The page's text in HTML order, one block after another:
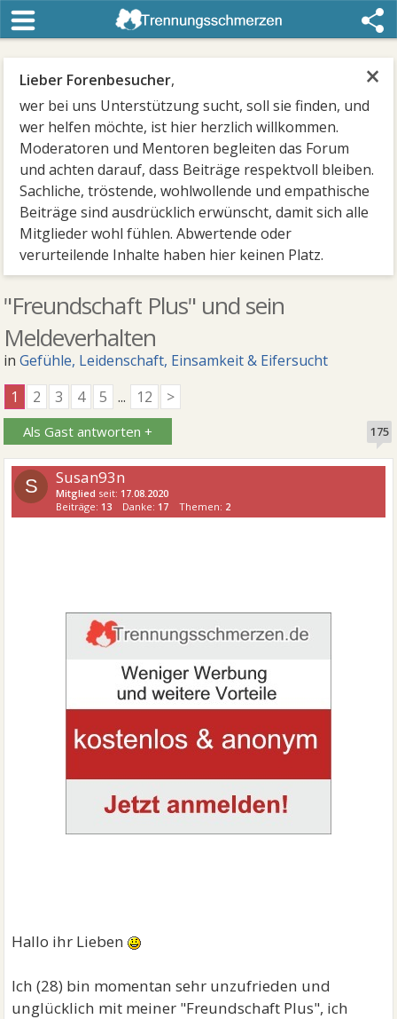
×
Lieber Forenbesucher,
wer bei uns Unterstützung sucht, soll sie finden, und
wer helfen möchte, ist hier herzlich willkommen.
Moderatoren und Mentoren begleiten das Forum
und achten darauf, dass Beiträge respektvoll bleiben.
Sachliche, tröstende, wohlwollende und empathische
Beiträge sind ausdrücklich erwünscht, damit sich alle
Mitglieder wohl fühlen. Abwertende oder
verurteilende Inhalte haben hier keinen Platz.
"Freundschaft Plus" und sein
Meldeverhalten
inGefühle, Leidenschaft, Einsamkeit & Eifersucht
1
2 3 4 5 ... 12 >
Als Gast antworten + 175
S Susan93n
Mitglied seit: 17.08.2020
Beiträge: 13 Danke: 17 Themen: 2
Hallo ihr Lieben
Ich (28) bin momentan sehr unzufrieden und
unglücklich mit meiner "Freundschaft Plus", ich